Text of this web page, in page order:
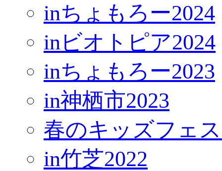
inちょもろー2024
inビオトピア2024
inちょもろー2023
in神栖市2023
春のキッズフェ
in竹芝2022